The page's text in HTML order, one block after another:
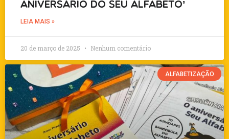
Aniversário do Seu Alfabeto’
LEIA MAIS »
20 de março de 2025 Nenhum comentário
ALFABETIZAÇÃO